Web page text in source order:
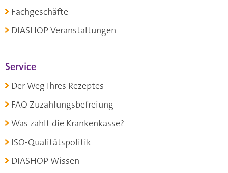
Fachgeschäfte
DIASHOP Veranstaltungen
Service
Der Weg Ihres Rezeptes
FAQ Zuzahlungsbefreiung
Was zahlt die Krankenkasse?
ISO-Qualitätspolitik
DIASHOP Wissen